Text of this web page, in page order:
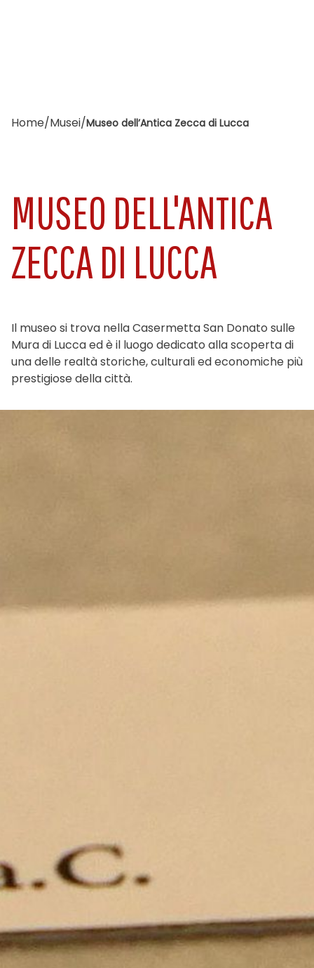
Home/Musei/Museo dell’Antica Zecca di Lucca
MUSEO DELL'ANTICA
ZECCA DI LUCCA
Il museo si trova nella Casermetta San Donato sulle
Mura di Lucca ed è il luogo dedicato alla scoperta di
una delle realtà storiche, culturali ed economiche più
prestigiose della città.